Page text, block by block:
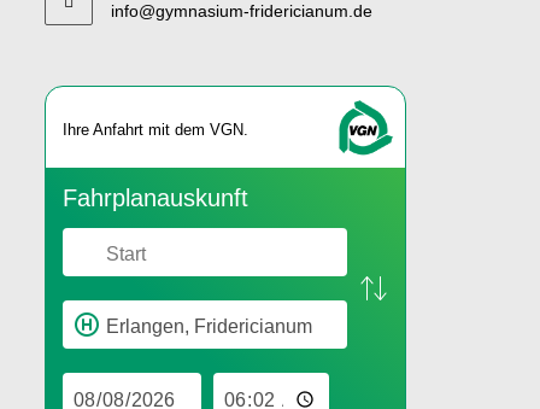
info@gymnasium-fridericianum.de
Ihre An­fahrt mit dem VGN.
Fahr­plan­aus­kunft